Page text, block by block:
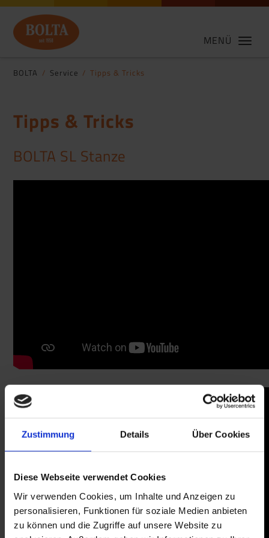
Zustimmung Details Über Cookies
Diese Webseite verwendet Cookies
Wir verwenden Cookies, um Inhalte und Anzeigen zu
personalisieren, Funktionen für soziale Medien anbieten
zu können und die Zugriffe auf unsere Website zu
MENÜ
BOLTA Service Tipps & Tricks
Tipps & Tricks
BOLTA SL Stanze